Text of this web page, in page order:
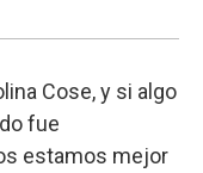
Cose, y si algo
fue
estamos mejor